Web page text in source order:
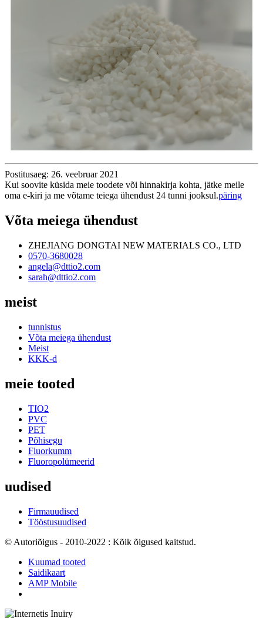
Postitusaeg: 26. veebruar 2021
Kui soovite küsida meie toodete või hinnakirja kohta, jätke meile
oma e-kiri ja me võtame teiega ühendust 24 tunni jooksul.päring
Võta meiega ühendust
ZHEJIANG DONGTAI NEW MATERIALS CO., LTD
0570-3680028
angela@dttio2.com
sarah@dttio2.com
meist
tunnistus
Võta meiega ühendust
Meist
KKK-d
meie tooted
TIO2
PVC
PET
Põhisegu
Fluorkumm
Fluoropolümeerid
uudised
Firmauudised
Tööstusuudised
© Autoriõigus - 2010-2022 : Kõik õigused kaitstud.
Kuumad tooted
Saidikaart
AMP Mobile